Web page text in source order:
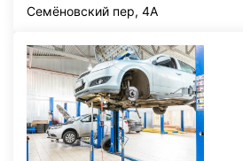
Семёновский пер, 4А